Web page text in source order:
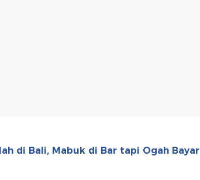
di Bali, Mabuk di Bar tapi Ogah Bayar